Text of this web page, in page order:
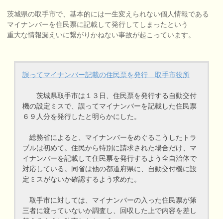
茨城県の取手市で、基本的には一生変えられない個人情報である
マイナンバーを住民票に記載して発行してしまったという
重大な情報漏えいに繋がりかねない事故が起こっています。
誤ってマイナンバー記載の住民票を発行 取手市役所
茨城県取手市は１３日、住民票を発行する自動交付
機の設定ミスで、誤ってマイナンバーを記載した住民票
６９人分を発行したと明らかにした。
総務省によると、マイナンバーをめぐるこうしたトラ
ブルは初めて。住民から特別に請求された場合だけ、マ
イナンバーを記載して住民票を発行するよう全自治体で
対応している。同省は他の都道府県に、自動交付機に設
定ミスがないか確認するよう求めた。
取手市に対しては、マイナンバーの入った住民票が第
三者に渡っていないか調査し、回収した上で内容を差し